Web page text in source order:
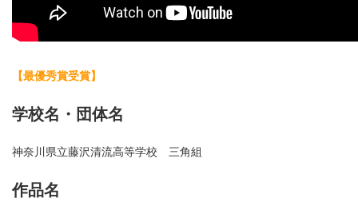
【最優秀賞受賞】
学校名・団体名
神奈川県立藤沢清流高等学校 三角組
作品名